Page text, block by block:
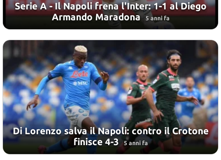
Serie A - Il Napoli frena l'Inter: 1-1 al Diego
Armando Maradona 5 anni fa
Di Lorenzo salva il Napoli: contro il Crotone
finisce 4-3
5 anni fa